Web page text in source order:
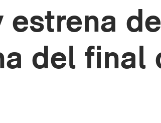
del final